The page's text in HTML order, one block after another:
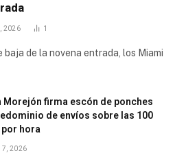
2026 1
de la novena entrada, los Miami
Morejón firma escón de ponches
de envíos sobre las 100
hora
7, 2026